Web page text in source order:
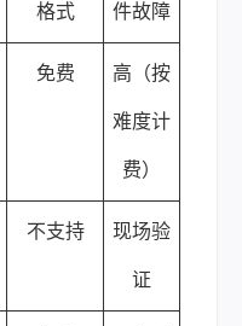
格式 件故障
免费 高（按
难度计
费）
不支持 现场验
证